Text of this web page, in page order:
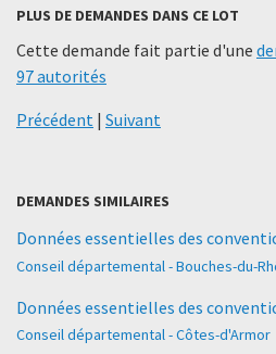
PLUS DE DEMANDES DANS CE LOT
Cette demande fait partie d'une
97 autorités
Précédent | Suivant
DEMANDES SIMILAIRES
Données essentielles des
Conseil départemental - Bouches-du-
Données essentielles des
Conseil départemental - Côtes-d'Armor